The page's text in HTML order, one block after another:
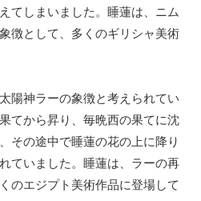
てしまいました。睡蓮は、ニム
徴として、多くのギリシャ美術
陽神ラーの象徴と考えられてい
てから昇り、毎晩西の果てに沈
その途中で睡蓮の花の上に降り
ていました。睡蓮は、ラーの再
のエジプト美術作品に登場して